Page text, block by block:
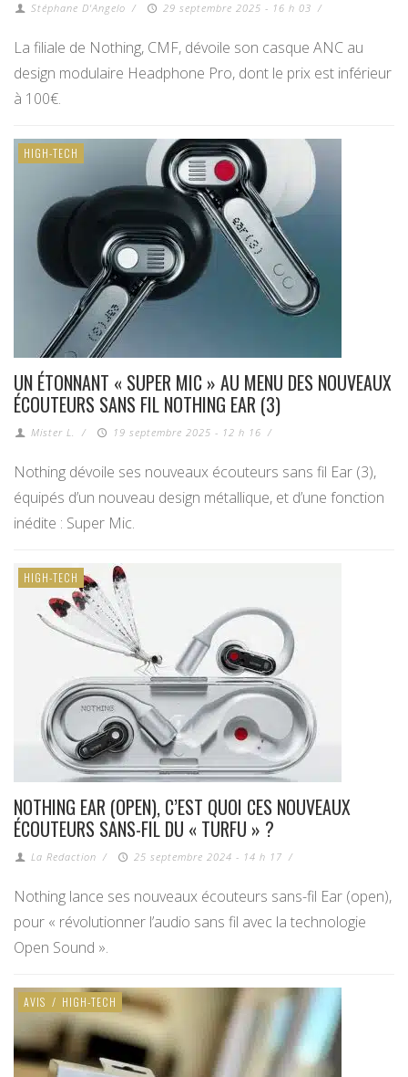
Stéphane D'Angelo / 29 septembre 2025 - 16 h 03 /
La filiale de Nothing, CMF, dévoile son casque ANC au
design modulaire Headphone Pro, dont le prix est inférieur
à 100€.
HIGH-TECH
UN ÉTONNANT « SUPER MIC » AU MENU DES NOUVEAUX
ÉCOUTEURS SANS FIL NOTHING EAR (3)
Mister L. / 19 septembre 2025 - 12 h 16 /
Nothing dévoile ses nouveaux écouteurs sans fil Ear (3),
équipés d’un nouveau design métallique, et d’une fonction
inédite : Super Mic.
HIGH-TECH
NOTHING EAR (OPEN), C’EST QUOI CES NOUVEAUX
ÉCOUTEURS SANS-FIL DU « TURFU » ?
La Redaction / 25 septembre 2024 - 14 h 17 /
Nothing lance ses nouveaux écouteurs sans-fil Ear (open),
pour « révolutionner l’audio sans fil avec la technologie
Open Sound ».
AVIS / HIGH-TECH